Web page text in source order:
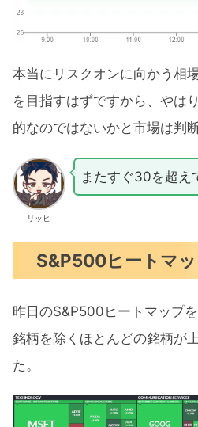
本当にリスクオンに向かう相
を目指すはずですから、やは
的なのではないかと市場は判
リッヒ
またすぐ30を超え
S&P500ヒートマ
昨日のS&P500ヒートマップ
銘柄を除くほとんどの銘柄が
た。